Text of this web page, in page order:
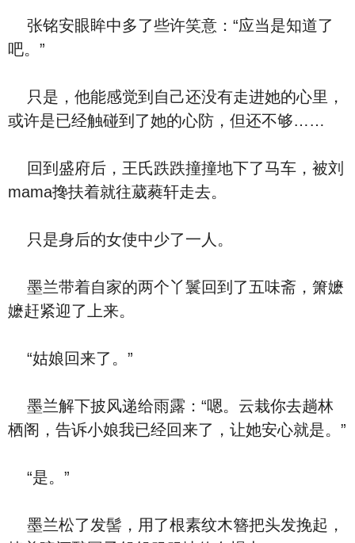
张铭安眼眸中多了些许笑意：“应当是知道了
吧。”
只是，他能感觉到自己还没有走进她的心里，
或许是已经触碰到了她的心防，但还不够……
回到盛府后，王氏跌跌撞撞地下了马车，被刘
mama搀扶着就往葳蕤轩走去。
只是身后的女使中少了一人。
墨兰带着自家的两个丫鬟回到了五味斋，箫嬷
嬷赶紧迎了上来。
“姑娘回来了。”
墨兰解下披风递给雨露：“嗯。云栽你去趟林
栖阁，告诉小娘我已经回来了，让她安心就是。”
“是。”
墨兰松了发髻，用了根素纹木簪把头发挽起，